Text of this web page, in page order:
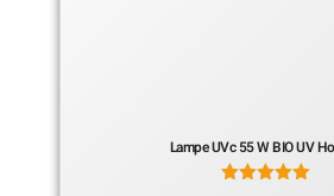
Lampe UVc 55 W BIO UV